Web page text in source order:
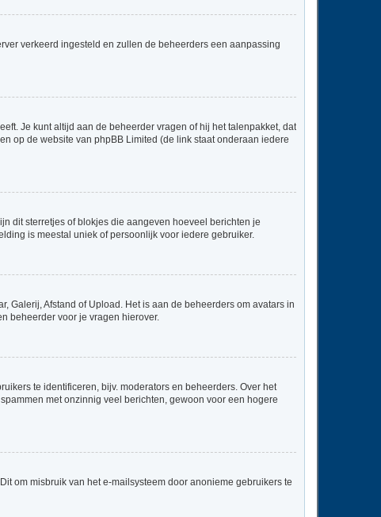
verkeerd ingesteld en zullen de beheerders een aanpassing
Je kunt altijd aan de beheerder vragen of hij het talenpakket, dat
op de website van phpBB Limited (de link staat onderaan iedere
dit sterretjes of blokjes die aangeven hoeveel berichten je
is meestal uniek of persoonlijk voor iedere gebruiker.
Galerij, Afstand of Upload. Het is aan de beheerders om avatars in
beheerder voor je vragen hierover.
te identificeren, bijv. moderators en beheerders. Over het
met onzinnig veel berichten, gewoon voor een hogere
om misbruik van het e-mailsysteem door anonieme gebruikers te